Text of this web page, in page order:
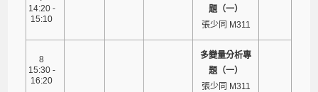
14:20 -
15:10
題（一）
張少同 M311
8
15:30 -
16:20
多變量分析專
題（一）
張少同 M311